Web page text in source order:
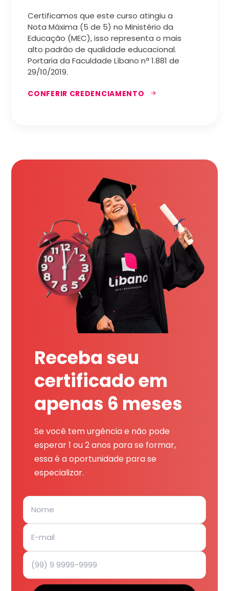
Certificamos que este curso atingiu a
Nota Máxima (5 de 5) no Ministério da
Educação (MEC), isso representa o mais
alto padrão de qualidade educacional.
Portaria da Faculdade Líbano nª 1.881 de
29/10/2019.
CONFERIR CREDENCIAMENTO
Receba seu
certificado em
apenas 6 meses
Se você tem urgência e não pode
esperar 1 ou 2 anos para se formar,
essa é a oportunidade para se
especializar.